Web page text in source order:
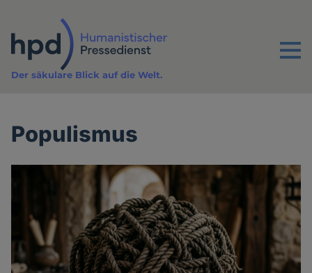
Inhalt
Menu
Der säkulare Blick auf die Welt.
Populismus